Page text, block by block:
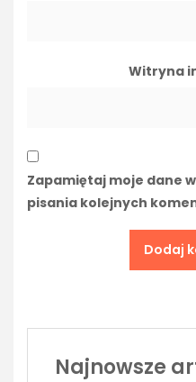
Witryna
Zapamiętaj moje dane
pisania kolejnych
Najnowsze